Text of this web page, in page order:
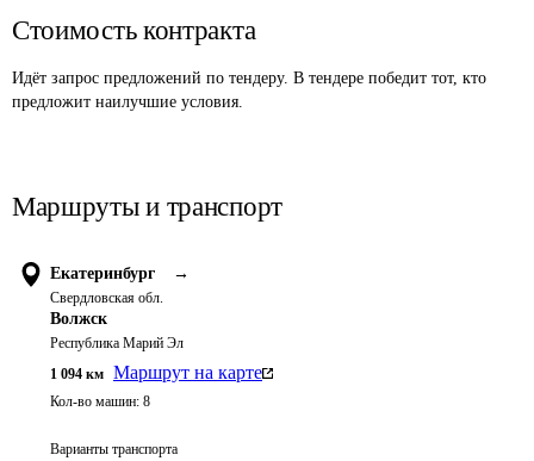
Стоимость контракта
Идёт запрос предложений по тендеру. В тендере победит тот, кто
предложит наилучшие условия.
Маршруты и транспорт
Екатеринбург →
Свердловская обл.
Волжск
Республика Марий Эл
1 094 км Маршрут на карте
Кол-во машин: 8
Варианты транспорта